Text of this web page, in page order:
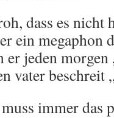
dass es nicht
ein megaphon
er jeden
vater beschreit
immer das